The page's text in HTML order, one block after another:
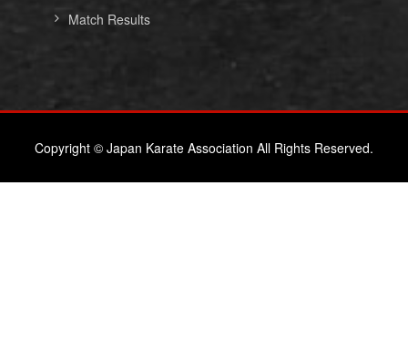
Match Results
Copyright © Japan Karate Association All Rights Reserved.